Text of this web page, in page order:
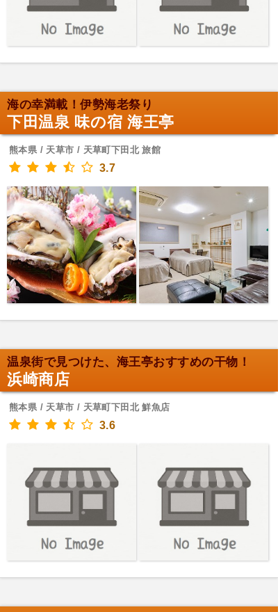
海の幸満載！伊勢海老祭り
下田温泉 味の宿 海王亭
熊本県 / 天草市 / 天草町下田北 旅館
3.7
温泉街で見つけた、海王亭おすすめの干物！
浜崎商店
熊本県 / 天草市 / 天草町下田北 鮮魚店
3.6